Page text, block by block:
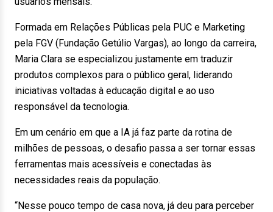
Formada em Relações Públicas pela PUC e Marketing
pela FGV (Fundação Getúlio Vargas), ao longo da carreira,
Maria Clara se especializou justamente em traduzir
produtos complexos para o público geral, liderando
iniciativas voltadas à educação digital e ao uso
responsável da tecnologia.
Em um cenário em que a IA já faz parte da rotina de
milhões de pessoas, o desafio passa a ser tornar essas
ferramentas mais acessíveis e conectadas às
necessidades reais da população.
“Nesse pouco tempo de casa nova, já deu para perceber